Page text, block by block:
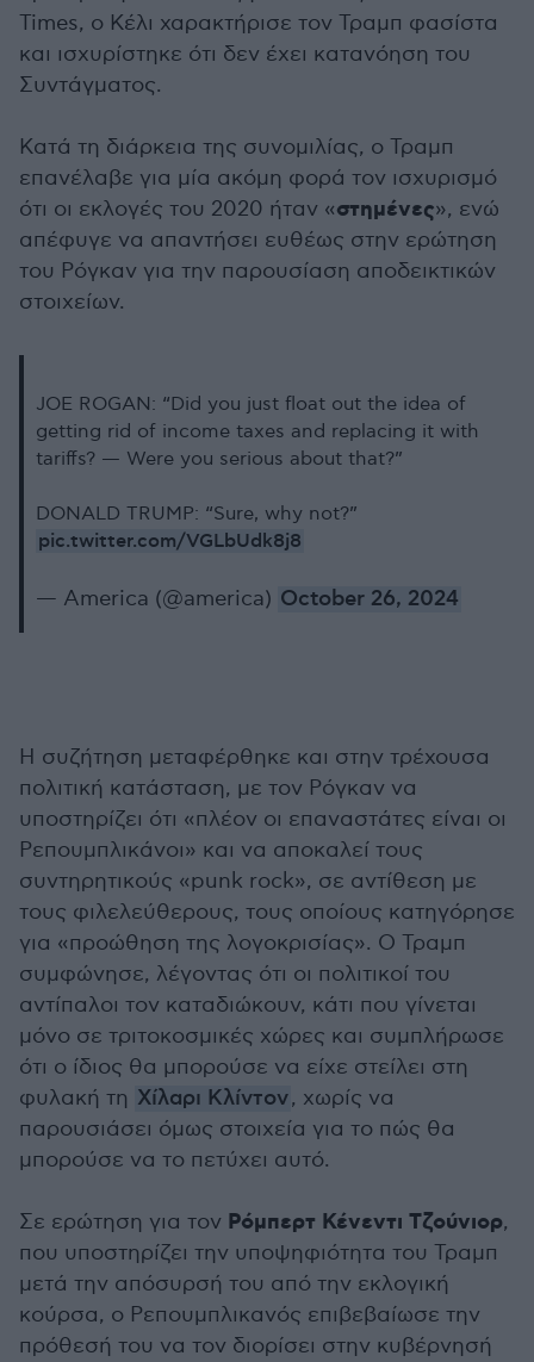
Times, ο Κέλι χαρακτήρισε τον Τραμπ φασίστα
και ισχυρίστηκε ότι δεν έχει κατανόηση του
Συντάγματος.
Κατά τη διάρκεια της συνομιλίας, ο Τραμπ
επανέλαβε για μία ακόμη φορά τον ισχυρισμό
ότι οι εκλογές του 2020 ήταν «στημένες», ενώ
απέφυγε να απαντήσει ευθέως στην ερώτηση
του Ρόγκαν για την παρουσίαση αποδεικτικών
στοιχείων.
JOE ROGAN: “Did you just float out the idea of
getting rid of income taxes and replacing it with
tariffs? — Were you serious about that?”
DONALD TRUMP: “Sure, why not?”
pic.twitter.com/VGLbUdk8j8
— America (@america) October 26, 2024
Η συζήτηση μεταφέρθηκε και στην τρέχουσα
πολιτική κατάσταση, με τον Ρόγκαν να
υποστηρίζει ότι «πλέον οι επαναστάτες είναι οι
Ρεπουμπλικάνοι» και να αποκαλεί τους
συντηρητικούς «punk rock», σε αντίθεση με
τους φιλελεύθερους, τους οποίους κατηγόρησε
για «προώθηση της λογοκρισίας». Ο Τραμπ
συμφώνησε, λέγοντας ότι οι πολιτικοί του
αντίπαλοι τον καταδιώκουν, κάτι που γίνεται
μόνο σε τριτοκοσμικές χώρες και συμπλήρωσε
ότι ο ίδιος θα μπορούσε να είχε στείλει στη
φυλακή τη Χίλαρι Κλίντον, χωρίς να
παρουσιάσει όμως στοιχεία για το πώς θα
μπορούσε να το πετύχει αυτό.
Σε ερώτηση για τον Ρόμπερτ Κένεντι Τζούνιορ,
που υποστηρίζει την υποψηφιότητα του Τραμπ
μετά την απόσυρσή του από την εκλογική
κούρσα, ο Ρεπουμπλικανός επιβεβαίωσε την
πρόθεσή του να τον διορίσει στην κυβέρνησή